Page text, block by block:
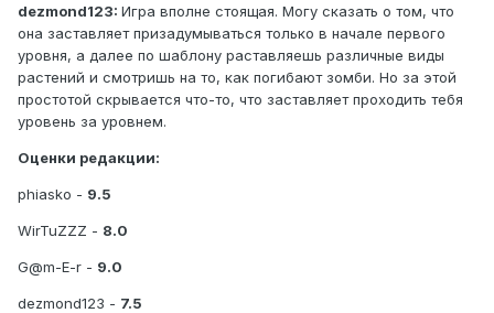
dezmond123: Игра вполне стоящая. Могу сказать о том, что
она заставляет призадумываться только в начале первого
уровня, а далее по шаблону раставляешь различные виды
растений и смотришь на то, как погибают зомби. Но за этой
простотой скрывается что-то, что заставляет проходить тебя
уровень за уровнем.
Оценки редакции:
phiasko - 9.5
WirTuZZZ - 8.0
G@m-E-r - 9.0
dezmond123 - 7.5